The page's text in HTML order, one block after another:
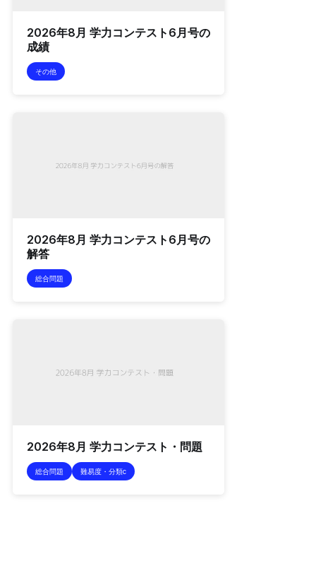
2026年8月 学力コンテスト6月号の
成績
その他
2026年8月 学力コンテスト6月号の
解答
総合問題
2026年8月 学力コンテスト・問題
総合問題 難易度・分類c